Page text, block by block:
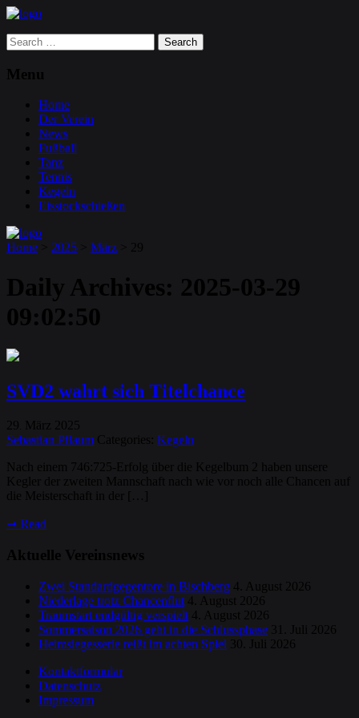
Search
for:
Menu
Home
Der Verein
News
Fußball
Tanz
Tennis
Kegeln
Eisstockschießen
Home 2025 März 29
Daily Archives: 2025-03-29
09:02:50
SVD2 wahrt sich Titelchance
29 März
2025
Sebastian Pflaum Categories: Kegeln
Nach einem 746:725-Erfolg über die Kegelbum 2 haben unsere
Kegler der zweiten Mannschaft nach wie vor noch alle Chancen auf
die Meisterschaft in der […]
➞ Read
Aktuelle Vereinsnews
Zwei Standardgegentore in Bischberg 4. August 2026
Niederlage trotz Chancenflut 4. August 2026
Traumstart endgültig verspielt 4. August 2026
Sommersaison 2026 geht in die Schlussphase 31. Juli 2026
Heimsiegesserie reißt im achten Spiel
30. Juli 2026
Kontaktformular
Datenschutz
Impressum